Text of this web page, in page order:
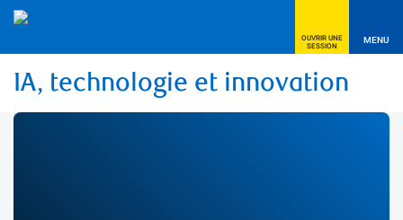
OUVRIR UNE
SESSION
MENU
IA, technologie et innovation